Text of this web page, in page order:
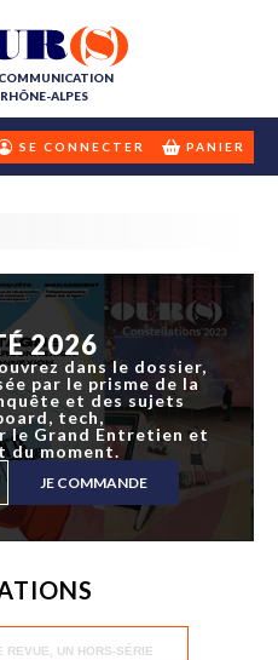
COMMUNICATION
ALPES
SE CONNECTER PANIER
2026
dans le dossier,
par le prisme de la
et des sujets
tech,
le Grand Entretien et
du moment.
JE COMMANDE